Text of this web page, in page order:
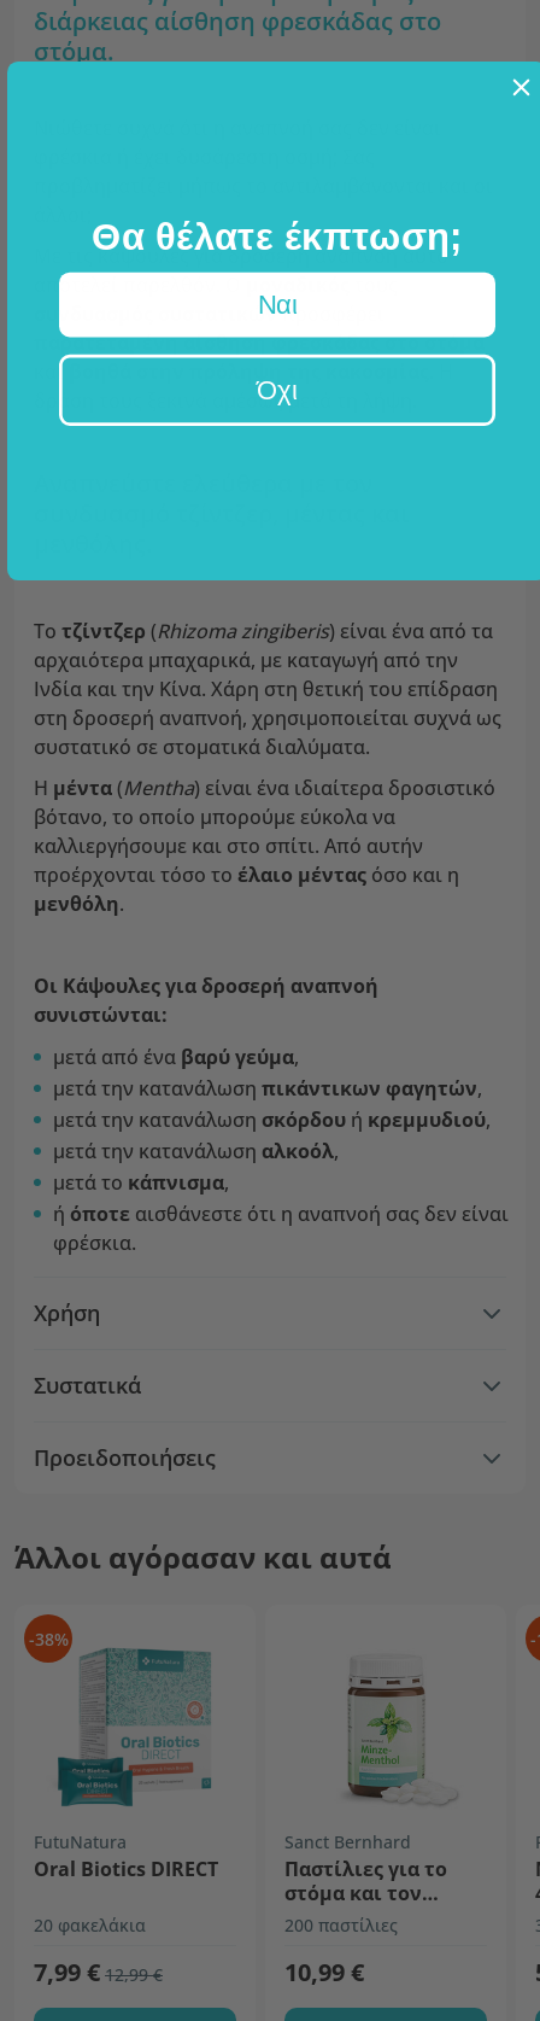
διάρκειας αίσθηση φρεσκάδας στο
στόμα.
Με τις κάψουλες για δροσερή αναπνοή αυτό
αποτελεί παρελθόν. Ο
συνδυασμός συστατικώνπροσφέρει
παρατεταμένη αίσθηση φρεσκάδας στο στόμα
και
δράση τους ξεκινά αμέσως μετά τη λήψη.
Το τζίντζερ (Rhizoma zingiberis) είναι ένα από τα
αρχαιότερα μπαχαρικά, με καταγωγή από την
Ινδία και την Κίνα. Χάρη στη θετική του επίδραση
στη δροσερή αναπνοή, χρησιμοποιείται συχνά ως
συστατικό σε στοματικά διαλύματα.
Η μέντα(Mentha) είναι ένα ιδιαίτερα δροσιστικό
βότανο, το οποίο μπορούμε εύκολα να
καλλιεργήσουμε και στο σπίτι. Από αυτήν
προέρχονται τόσο το έλαιο μέντας όσο και η
μενθόλη.
Οι Kάψουλες για δροσερή αναπνοή
συνιστώνται:
μετά από ένα βαρύ γεύμα,
μετά την κατανάλωση πικάντικων φαγητών,
μετά την κατανάλωση σκόρδου ή κρεμμυδιού,
μετά την κατανάλωση αλκοόλ,
μετά το κάπνισμα,
ή όποτε αισθάνεστε ότι η αναπνοή σας δεν είναι
φρέσκια.
Χρήση
Συστατικά
Προειδοποιήσεις
Άλλοι αγόρασαν και αυτά
-38%
FutuNatura
Oral Biotics DIRECT
20 φακελάκια
7,99 € 12,99 €
Sanct Bernhard
Παστίλιες για το
στόμα και τον
λαιμό, μέντα-
200 παστίλιες
10,99 €
-
Θα θέλατε έκπτωση;
Ναι
Όχι